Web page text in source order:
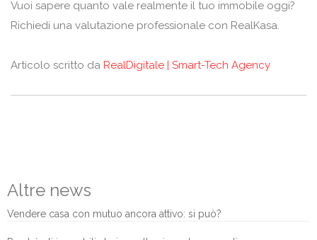
Vuoi sapere quanto vale realmente il tuo immobile oggi?
Richiedi una valutazione professionale con RealKasa.
Articolo scritto da RealDigitale | Smart-Tech Agency
Altre news
Vendere casa con mutuo ancora attivo: si può?